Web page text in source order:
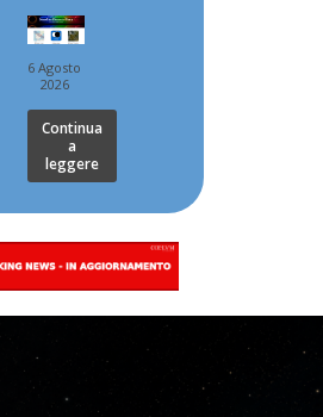
6 Agosto
2026
Continua
a
leggere